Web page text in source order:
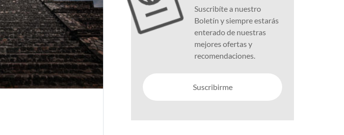
Suscribíte a nuestro
Boletín y siempre estarás
enterado de nuestras
mejores ofertas y
recomendaciones.
Suscribirme